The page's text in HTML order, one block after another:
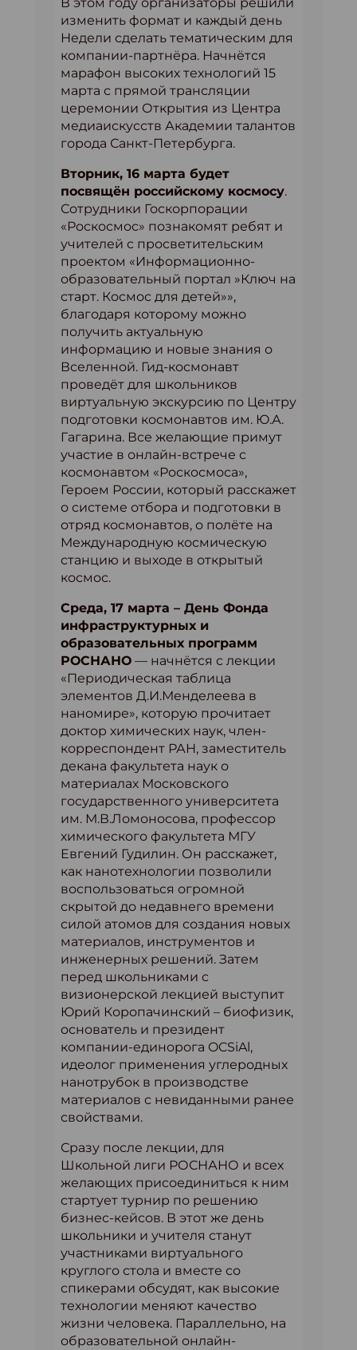
В этом году организаторы решили
изменить формат и каждый день
Недели сделать тематическим для
компании-партнёра. Начнётся
марафон высоких технологий 15
марта с прямой трансляции
церемонии Открытия из Центра
медиаискусств Академии талантов
города Санкт-Петербурга.
Вторник, 16 марта будет
посвящён российскому космосу.
Сотрудники Госкорпорации
«Роскосмос» познакомят ребят и
учителей с просветительским
проектом «Информационно-
образовательный портал »Ключ на
старт. Космос для детей»»,
благодаря которому можно
получить актуальную
информацию и новые знания о
Вселенной. Гид-космонавт
проведёт для школьников
виртуальную экскурсию по Центру
подготовки космонавтов им. Ю.А.
Гагарина. Все желающие примут
участие в онлайн-встрече с
космонавтом «Роскосмоса»,
Героем России, который расскажет
о системе отбора и подготовки в
отряд космонавтов, о полёте на
Международную космическую
станцию и выходе в открытый
космос.
Среда, 17 марта – День Фонда
инфраструктурных и
образовательных программ
РОСНАНО — начнётся с лекции
«Периодическая таблица
элементов Д.И.Менделеева в
наномире», которую прочитает
доктор химических наук, член-
корреспондент РАН, заместитель
декана факультета наук о
материалах Московского
государственного университета
им. М.В.Ломоносова, профессор
химического факультета МГУ
Евгений Гудилин. Он расскажет,
как нанотехнологии позволили
воспользоваться огромной
скрытой до недавнего времени
силой атомов для создания новых
материалов, инструментов и
инженерных решений. Затем
перед школьниками с
визионерской лекцией выступит
Юрий Коропачинский – биофизик,
основатель и президент
компании-единорога OCSiAl,
идеолог применения углеродных
нанотрубок в производстве
материалов с невиданными ранее
свойствами.
Сразу после лекции, для
Школьной лиги РОСНАНО и всех
желающих присоединиться к ним
стартует турнир по решению
бизнес-кейсов. В этот же день
школьники и учителя станут
участниками виртуального
круглого стола и вместе со
спикерами обсудят, как высокие
технологии меняют качество
жизни человека. Параллельно, на
образовательной онлайн-